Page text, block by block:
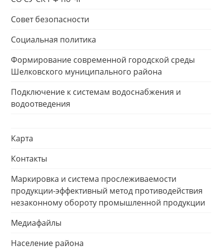
Совет безопасности
Социальная политика
Формирование современной городской среды
Шелковского муниципального района
Подключение к системам водоснабжения и
водоотведения
Карта
Контакты
Маркировка и система прослеживаемости
продукции-эффективный метод противодействия
незаконному обороту промышленной продукции
Медиафайлы
Население района